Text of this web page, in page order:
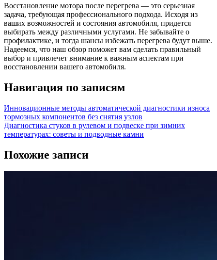
Восстановление мотора после перегрева — это серьезная
задача, требующая профессионального подхода. Исходя из
ваших возможностей и состояния автомобиля, придется
выбирать между различными услугами. Не забывайте о
профилактике, и тогда шансы избежать перегрева будут выше.
Надеемся, что наш обзор поможет вам сделать правильный
выбор и привлечет внимание к важным аспектам при
восстановлении вашего автомобиля.
Навигация по записям
Инновационные методы автоматической диагностики износа
тормозных компонентов без снятия узлов
Диагностика стуков в рулевом и подвеске при зимних
температурах: советы и подводные камни
Похожие записи